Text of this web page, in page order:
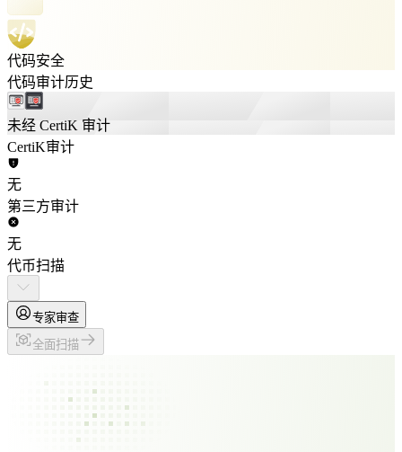
代码安全
代码审计历史
未经 CertiK 审计
CertiK审计
无
第三方审计
无
代币扫描
专家审查
全面扫描